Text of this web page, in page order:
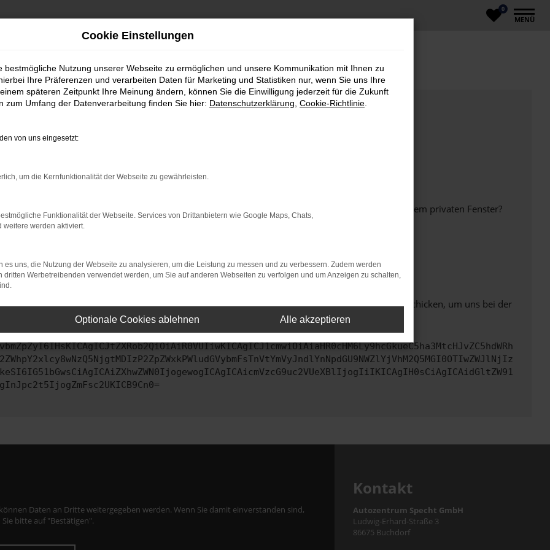
0
MENÜ
bestimmter Seiten verhindern. Funktioniert die Seite in einem anderen Browser oder in einem privaten Fenster?
beheben.
auf dem neuesten Stand sind.
kann auch dazu führen, dass bestimmte Funktionen nicht mehr unterstützt werden.
uns bitte. Wir werden versuchen, das Problem zu beheben. Du kannst uns diesen Text schicken, um uns bei der
Daten an Dritte weitergegeben werden. Wenn Sie damit einverstanden sind,
Sie bitte auf "Bestätigen".
Kontakt
Autozentrum Specht GmbH
Ludwig-Erhard-Straße 3
86675 Buchdorf
Cookie Einstellungen
bestmögliche Nutzung unserer Webseite zu ermöglichen und unsere Kommunikation mit Ihnen zu
Ihre Präferenzen und verarbeiten Daten für Marketing und Statistiken nur, wenn Sie uns Ihre
späteren Zeitpunkt Ihre Meinung ändern, können Sie die Einwilligung jederzeit für die Zukunft
zum Umfang der Datenverarbeitung finden Sie hier: Datenschutzerklärung Cookie-Richtlinie
von uns eingesetzt:
um die Kernfunktionalität der Webseite zu gewährleisten.
Funktionalität der Webseite. Services von Drittanbietern wie Google Maps, Chats,
weitere werden aktiviert.
es uns, die Nutzung der Webseite zu analysieren, um die Leistung zu messen und zu verbessern. Zudem werden
dritten Werbetreibenden verwendet werden, um Sie auf anderen Webseiten zu verfolgen und um Anzeigen zu schalten,
Optionale Cookies ablehnen Alle akzeptieren